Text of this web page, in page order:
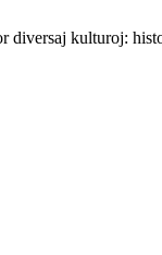
diversaj kulturoj: